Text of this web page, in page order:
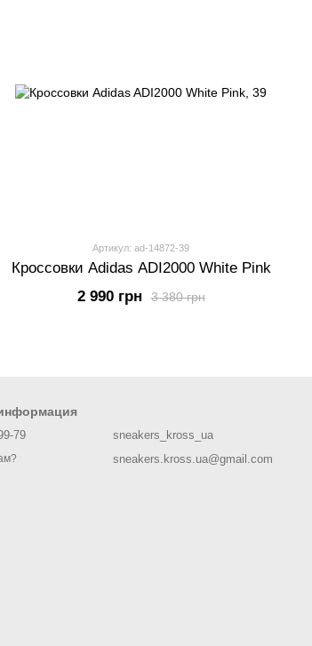
Артикул: ad-14872-39
Кроссовки Adidas ADI2000 White Pink
3 380 грн
2 990 грн
79
sneakers_kross_ua
sneakers.kross.ua@gmail.com